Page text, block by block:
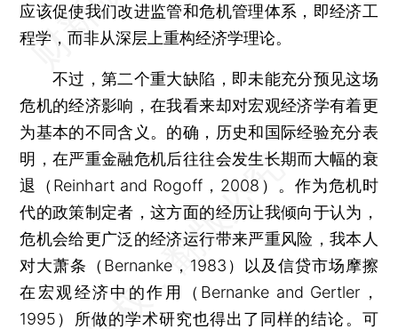
应该促使我们改进监管和危机管理体系，即经济工
程学，而非从深层上重构经济学理论。
不过，第二个重大缺陷，即未能充分预见这场
危机的经济影响，在我看来却对宏观经济学有着更
为基本的不同含义。的确，历史和国际经验充分表
明，在严重金融危机后往往会发生长期而大幅的衰
退（Reinhart and Rogoff，2008）。作为危机时
代的政策制定者，这方面的经历让我倾向于认为，
危机会给更广泛的经济运行带来严重风险，我本人
对大萧条（Bernanke，1983）以及信贷市场摩擦
在宏观经济中的作用（Bernanke and Gertler，
1995）所做的学术研究也得出了同样的结论。可